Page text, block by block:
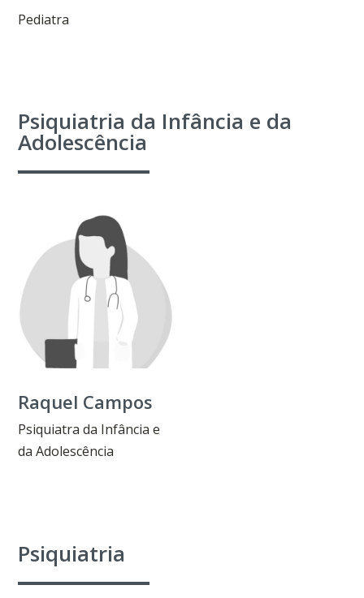
Pediatra
Psiquiatria da Infância e da
Adolescência
Raquel Campos
Psiquiatra da Infância e
da Adolescência
Psiquiatria